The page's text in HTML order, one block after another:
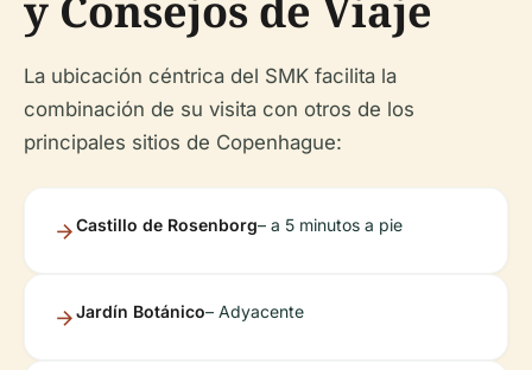
La ubicación céntrica del SMK facilita la
combinación de su visita con otros de los
principales sitios de Copenhague:
Castillo de Rosenborg– a 5 minutos a pie
Jardín Botánico– Adyacente